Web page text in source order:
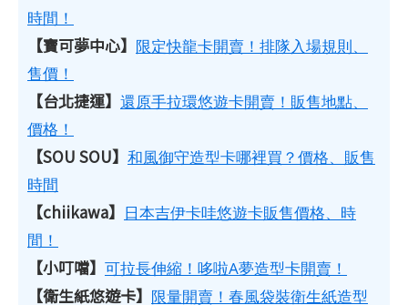
時間！
【寶可夢中心】 限定快龍卡開賣！排隊入場規則、
售價！
【台北捷運】 還原手拉環悠遊卡開賣！販售地點、
價格！
【SOU SOU】 和風御守造型卡哪裡買？價格、販售
時間
【chiikawa】 日本吉伊卡哇悠遊卡販售價格、時
間！
【小叮噹】 可拉長伸縮！哆啦A夢造型卡開賣！
【衛生紙悠遊卡】 限量開賣！春風袋裝衛生紙造型